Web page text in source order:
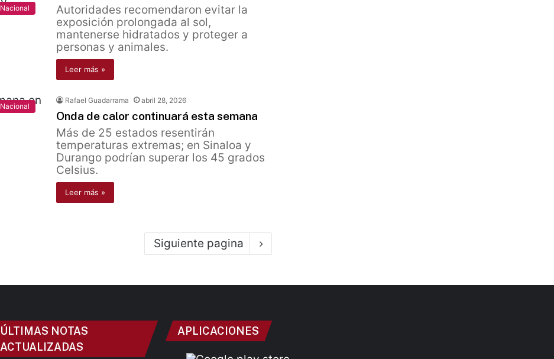
Nacional
Autoridades recomendaron evitar la
exposición prolongada al sol,
mantenerse hidratados y proteger a
personas y animales.
Leer más »
Nacional
Rafael Guadarrama abril 28, 2026
Onda de calor continuará esta semana
Más de 25 estados resentirán
temperaturas extremas; en Sinaloa y
Durango podrían superar los 45 grados
Celsius.
Leer más »
Siguiente pagina
ÚLTIMAS NOTAS
ACTUALIZADAS
APLICACIONES